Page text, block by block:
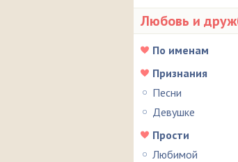
Любовь и
По именам
Признания
Песни
Девушке
Прости
Любимой